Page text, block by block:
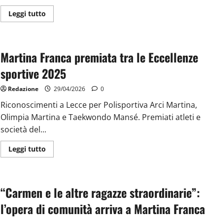
Leggi tutto
Martina Franca premiata tra le Eccellenze
sportive 2025
Redazione 29/04/2026 0
Riconoscimenti a Lecce per Polisportiva Arci Martina,
Olimpia Martina e Taekwondo Mansé. Premiati atleti e
società del...
Leggi tutto
“Carmen e le altre ragazze straordinarie”:
l’opera di comunità arriva a Martina Franca